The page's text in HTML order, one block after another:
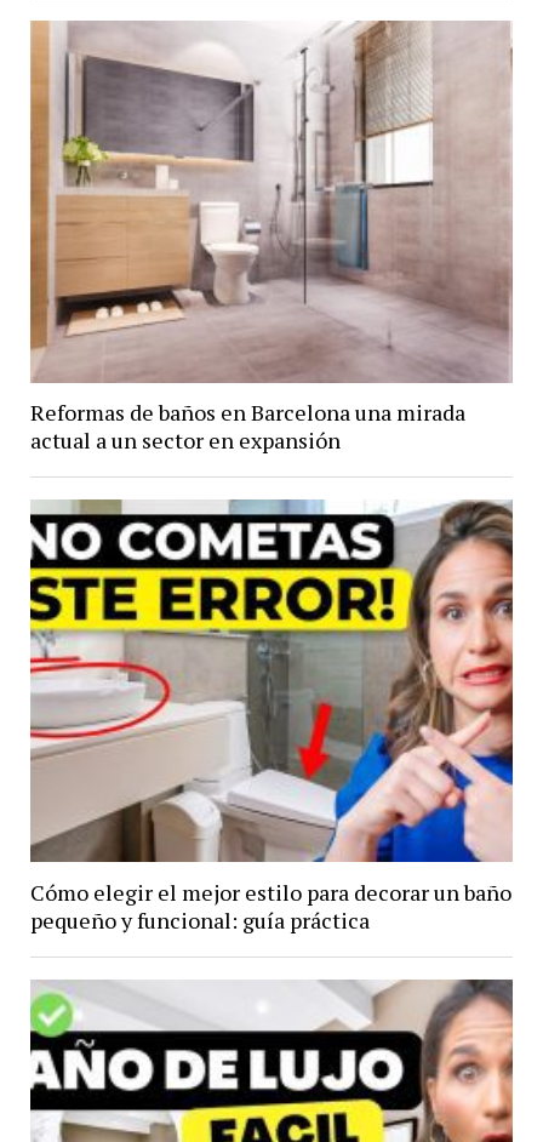
Reformas de baños en Barcelona una mirada
actual a un sector en expansión
Cómo elegir el mejor estilo para decorar un baño
pequeño y funcional: guía práctica